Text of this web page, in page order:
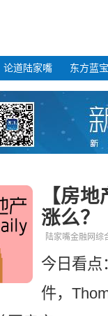
论道陆家嘴 东方蓝
【房
涨么？
陆家嘴金融网
今日看点
件，